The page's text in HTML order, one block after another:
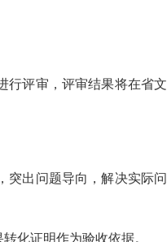
行评审，评审结果将在省文
突出问题导向，解决实际问
化证明作为验收依据。